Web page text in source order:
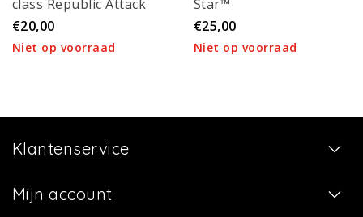
class Republic Attack
Cruiser
€20,00
Niet op voorraad
Star™
€25,00
Niet op voorraad
Klantenservice
Mijn account